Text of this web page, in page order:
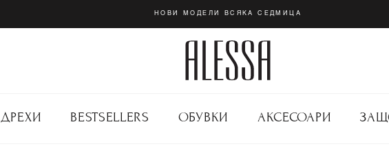
НОВИ МОДЕЛИ ВСЯКА СЕДМИЦА
ДРЕХИ BESTSELLERS ОБУВКИ АКСЕСОАРИ